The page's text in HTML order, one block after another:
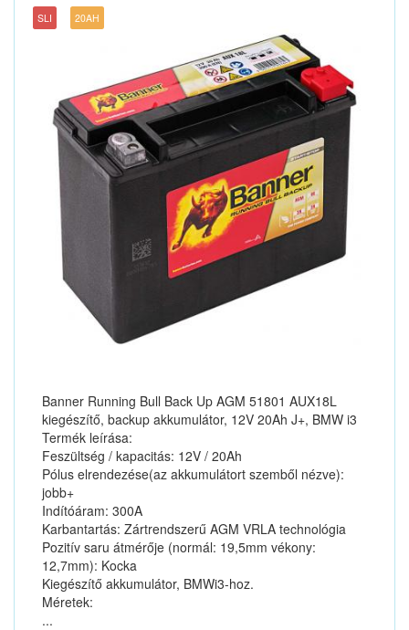
SLI 20AH
Banner Running Bull Back Up AGM 51801 AUX18L
kiegészítő, backup akkumulátor, 12V 20Ah J+, BMW i3
Termék leírása:
Feszültség / kapacitás: 12V / 20Ah
Pólus elrendezése(az akkumulátort szemből nézve):
jobb+
Indítóáram: 300A
Karbantartás: Zártrendszerű AGM VRLA technológia
Pozitív saru átmérője (normál: 19,5mm vékony:
12,7mm): Kocka
Kiegészítő akkumulátor, BMWi3-hoz.
Méretek:
...